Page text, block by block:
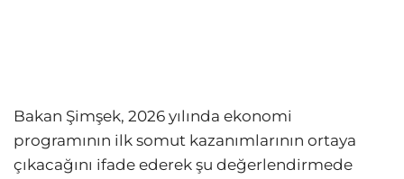
Bakan Şimşek, 2026 yılında ekonomi
programının ilk somut kazanımlarının ortaya
çıkacağını ifade ederek şu değerlendirmede